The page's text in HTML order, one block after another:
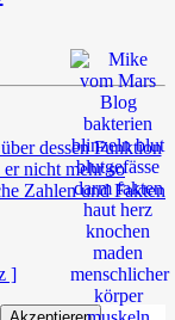
dessen Funktion
nicht mehr so
Zahlen und Fakten
]